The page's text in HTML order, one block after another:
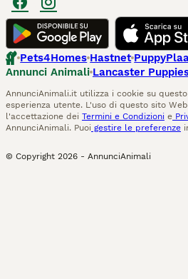
Pets4Homes Hastnet
Annunci Animali Lancaster
AnnunciAnimali.it utilizza i cookie su
esperienza utente. L'uso di questo sito
l'accettazione dei Termini e Condizioni e
AnnunciAnimali. Puoi gestire le preferenze
© Copyright 2026 - AnnunciAnimali